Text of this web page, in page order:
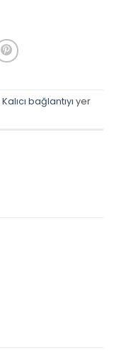
Kalıcı bağlantıyı yer